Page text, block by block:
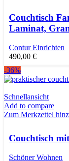
Couchtisch
Laminat,
Contur Einrichten
490,00 €
-36%
Schnellansicht
Add to compare
Zum Merkzettel
Couchtisch
Schöner Wohnen